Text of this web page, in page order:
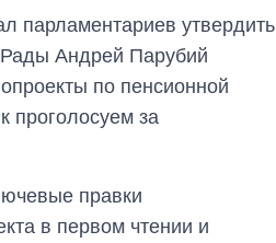
парламентариев утвердить
Андрей Парубий
по пенсионной
проголосуем за
правки
в первом чтении и